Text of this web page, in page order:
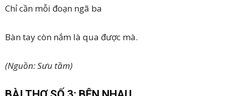
Chỉ cần mỗi đoạn ngã ba
Bàn tay còn nắm là qua được mà.
(Nguồn: Sưu tầm)